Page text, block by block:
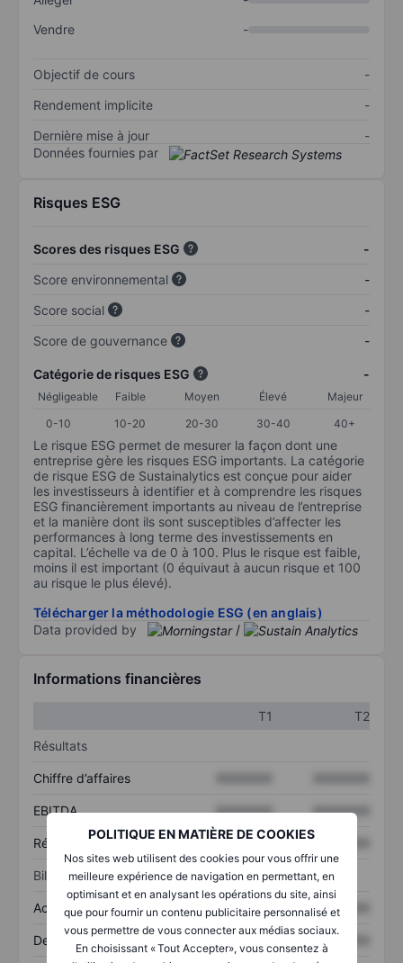
POLITIQUE EN MATIÈRE DE COOKIES
Nos sites web utilisent des cookies pour vous offrir une
meilleure expérience de navigation en permettant, en
optimisant et en analysant les opérations du site, ainsi
que pour fournir un contenu publicitaire personnalisé et
vous permettre de vous connecter aux médias sociaux.
En choisissant « Tout Accepter», vous consentez à
Vendre
-
Objectif de cours
-
Rendement implicite
-
Dernière mise à jour
-
Données fournies par
Risques ESG
Scores des risques ESG
-
Score environnemental
-
Score social
-
Score de gouvernance
-
Catégorie de risques ESG -
Négligeable Faible Moyen Élevé
Majeur
0-10
10-20 20-30 30-40 40+
Le risque ESG permet de mesurer la façon dont une
entreprise gère les risques ESG importants. La catégorie
de risque ESG de Sustainalytics est conçue pour aider
les investisseurs à identifier et à comprendre les risques
ESG financièrement importants au niveau de l’entreprise
et la manière dont ils sont susceptibles d’affecter les
performances à long terme des investissements en
capital. L’échelle va de 0 à 100. Plus le risque est faible,
moins il est important (0 équivaut à aucun risque et 100
au risque le plus élevé).
Télécharger la méthodologie ESG (en anglais)
Data provided by
/
Informations financières
T1
T2
Résultats
Chiffre d’affaires
EBITDA XXXXXXX XXXXXXX
Résultat net XXXXXXX XXXXXXX
Bilan
Actifs totaux XXXXXXX XXXXXXX
Dette totale XXXXXXX